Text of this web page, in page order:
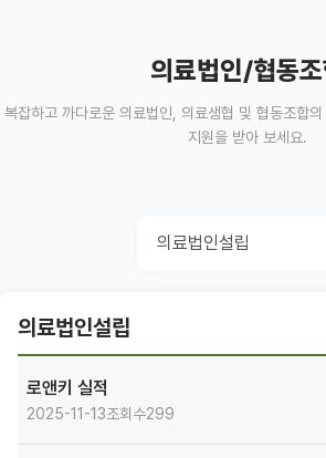
의료법인/협동
복잡하고 까다로운 의료법인, 의료생협 및 협동조합
지원을 받아 보세요.
의료법인설립
의료법인설립
로앤키 실적
2025-11-13조회수299